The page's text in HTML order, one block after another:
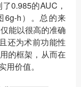
0.985的AUC，
6g-h）。总的来
能以很高的准确
还为术前功能性
的框架，从而在
价值。